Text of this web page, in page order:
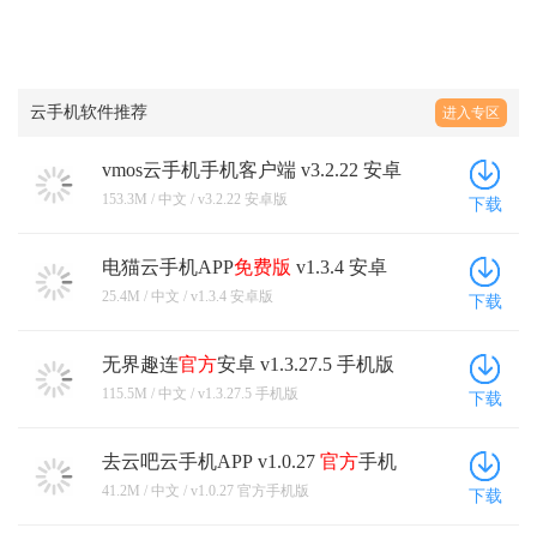
云手机软件推荐 进入专区
vmos云手机手机客户端 v3.2.22 安卓
版
153.3M / 中文 / v3.2.22 安卓版 下载
电猫云手机APP免费版 v1.3.4 安卓
版
25.4M / 中文 / v1.3.4 安卓版 下载
无界趣连官方安卓 v1.3.27.5 手机版
115.5M / 中文 / v1.3.27.5 手机版 下载
去云吧云手机APP v1.0.27 官方手机
版
41.2M / 中文 / v1.0.27 官方手机版 下载